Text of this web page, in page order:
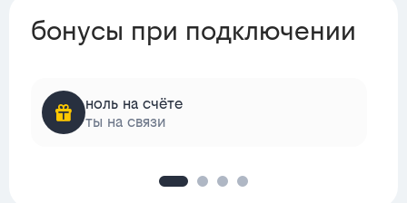
бонусы при подключении
ноль на счёте
ты на связи